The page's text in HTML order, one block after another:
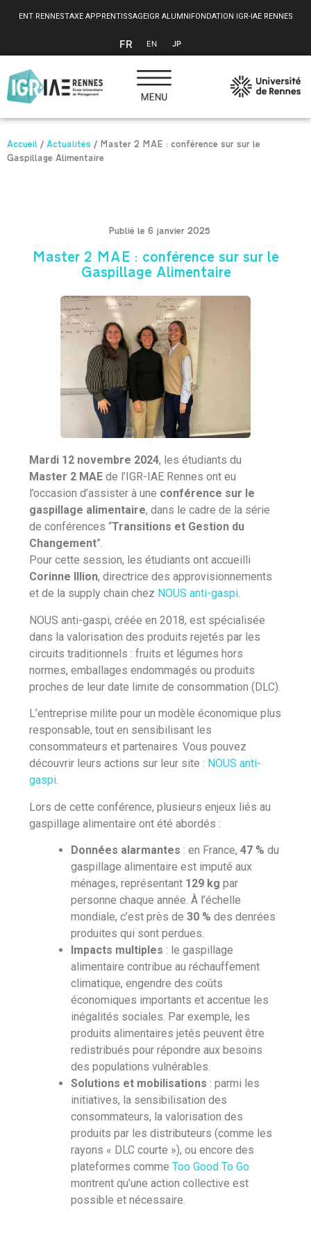
ENT RENNESTAXE APPRENTISSAGEIGR ALUMNIFONDATION IGR-IAE RENNES
FR EN JP
Accueil / Actualités / Master 2 MAE : conférence sur sur le
Gaspillage Alimentaire
Publié le 6 janvier 2025
Master 2 MAE : conférence sur sur le
Gaspillage Alimentaire
Mardi 12 novembre 2024, les étudiants du
Master 2 MAE de l’IGR-IAE Rennes ont eu
l’occasion d’assister à une conférence sur le
gaspillage alimentaire, dans le cadre de la série
de conférences “Transitions et Gestion du
Changement”.
Pour cette session, les étudiants ont accueilli
Corinne Illion, directrice des approvisionnements
et de la supply chain chez NOUS anti-gaspi.
NOUS anti-gaspi, créée en 2018, est spécialisée
dans la valorisation des produits rejetés par les
circuits traditionnels : fruits et légumes hors
normes, emballages endommagés ou produits
proches de leur date limite de consommation (DLC).
L’entreprise milite pour un modèle économique plus
responsable, tout en sensibilisant les
consommateurs et partenaires. Vous pouvez
découvrir leurs actions sur leur site : NOUS anti-
gaspi.
Lors de cette conférence, plusieurs enjeux liés au
gaspillage alimentaire ont été abordés :
Données alarmantes : en France,47 % du
gaspillage alimentaire est imputé aux
ménages, représentant 129 kg par
personne chaque année. À l’échelle
mondiale, c’est près de30 % des denrées
produites qui sont perdues.
Impacts multiples : le gaspillage
alimentaire contribue au réchauffement
climatique, engendre des coûts
économiques importants et accentue les
inégalités sociales. Par exemple, les
produits alimentaires jetés peuvent être
redistribués pour répondre aux besoins
des populations vulnérables.
Solutions et mobilisations : parmi les
initiatives, la sensibilisation des
consommateurs, la valorisation des
produits par les distributeurs (comme les
rayons « DLC courte »), ou encore des
plateformes commeToo Good To Go
montrent qu’une action collective est
possible et nécessaire.